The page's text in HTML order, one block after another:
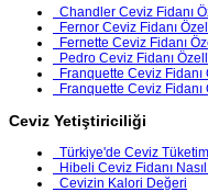
Chandler Ceviz Fidanı
Fernor Ceviz Fidanı
Fernette Ceviz Fidanı
Pedro Ceviz Fidanı
Franquette Ceviz
Franquette Ceviz
Ceviz Yetiştiriciliği
Türkiye'de Ceviz
Hibeli Ceviz Fidanı Nasıl
Cevizin Kalori Değeri